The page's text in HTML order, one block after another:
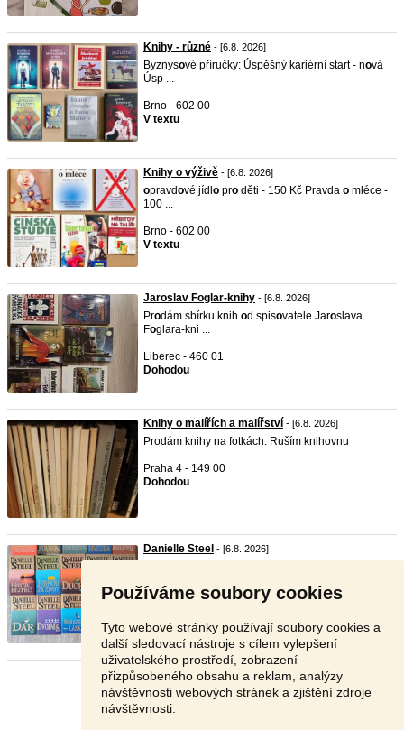
Používáme soubory cookies
Tyto webové stránky používají soubory cookies a
další sledovací nástroje s cílem vylepšení
uživatelského prostředí, zobrazení
přizpůsobeného obsahu a reklam, analýzy
návštěvnosti webových stránek a zjištění zdroje
návštěvnosti.
Knihy - různé - [6.8. 2026]
Byznysové příručky: Úspěšný kariérní start - nová
Úsp ...
Brno - 602 00
V textu
Knihy o výživě - [6.8. 2026]
opravdové jídl o pro děti - 150 Kč Pravda o mléce -
100 ...
Brno - 602 00
V textu
Jaroslav Foglar-knihy - [6.8. 2026]
Prodám sbírku knih od spisovatele Jaroslava
Foglara-kni ...
Liberec - 460 01
Dohodou
Knihy o malířích a malířství - [6.8. 2026]
Prodám knihy na fotkách. Ruším knihovnu
Praha 4 - 149 00
Dohodou
Danielle Steel - [6.8. 2026]
V textu
Stránka: 1 2 3 Další